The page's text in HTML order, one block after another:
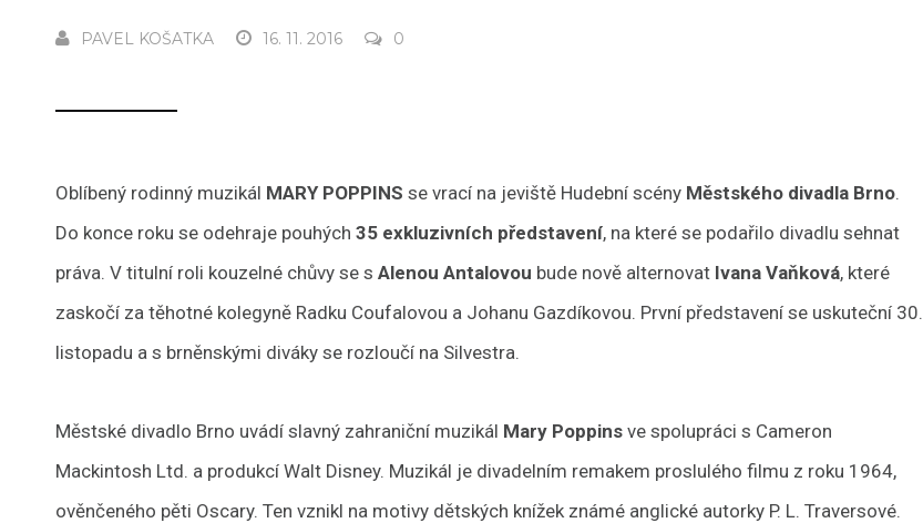
PAVEL KOŠATKA 16. 11. 2016 0
Oblíbený rodinný muzikál MARY POPPINS se vrací na jeviště Hudební scény Městského divadla Brno.
Do konce roku se odehraje pouhých35 exkluzivních představení, na které se podařilo divadlu sehnat
práva. V titulní roli kouzelné chůvy se sAlenou Antalovou bude nově alternovat Ivana Vaňková, které
zaskočí za těhotné kolegyně Radku Coufalovou a Johanu Gazdíkovou. První představení se uskuteční 30.
listopadu a s brněnskými diváky se rozloučí na Silvestra.
Městské divadlo Brno uvádí slavný zahraniční muzikál Mary Poppins ve spolupráci s Cameron
Mackintosh Ltd. a produkcí Walt Disney. Muzikál je divadelním remakem proslulého filmu z roku 1964,
ověnčeného pěti Oscary. Ten vznikl na motivy dětských knížek známé anglické autorky P. L. Traversové.